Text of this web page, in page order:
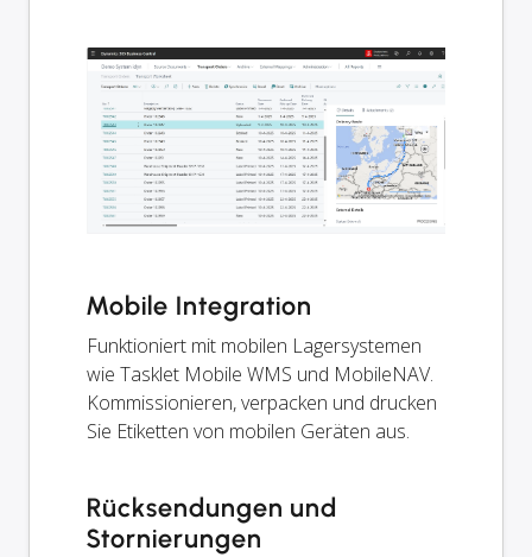
Mobile Integration
Funktioniert mit mobilen Lagersystemen
wie Tasklet Mobile WMS und MobileNAV.
Kommissionieren, verpacken und drucken
Sie Etiketten von mobilen Geräten aus.
Rücksendungen und
Stornierungen